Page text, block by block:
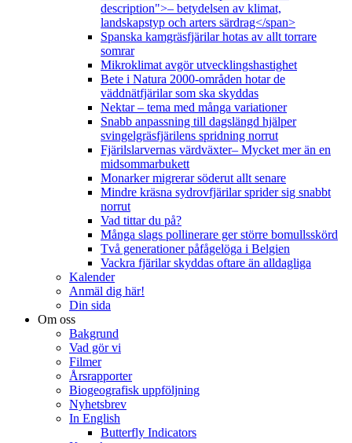
description">– betydelsen av klimat,
landskapstyp och arters särdrag</span>
Spanska kamgräsfjärilar hotas av allt torrare
somrar
Mikroklimat avgör utvecklingshastighet
Bete i Natura 2000-områden hotar de
väddnätfjärilar som ska skyddas
Nektar – tema med många variationer
Snabb anpassning till dagslängd hjälper
svingelgräsfjärilens spridning norrut
Fjärilslarvernas värdväxter– Mycket mer än en
midsommarbukett
Monarker migrerar söderut allt senare
Mindre kräsna sydrovfjärilar sprider sig snabbt
norrut
Vad tittar du på?
Många slags pollinerare ger större bomullsskörd
Två generationer påfågelöga i Belgien
Vackra fjärilar skyddas oftare än alldagliga
Kalender
Anmäl dig här!
Din sida
Om oss
Bakgrund
Vad gör vi
Filmer
Årsrapporter
Biogeografisk uppföljning
Nyhetsbrev
In English
Butterfly Indicators